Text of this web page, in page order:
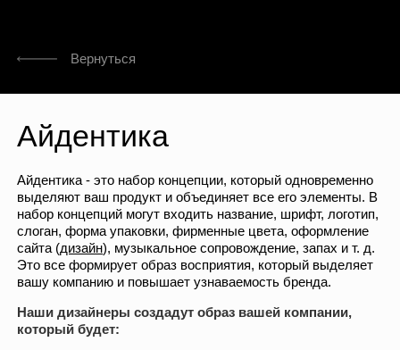
Вернуться
Айдентика
Айдентика - это набор концепции, который одновременно
выделяют ваш продукт и объединяет все его элементы. В
набор концепций могут входить название, шрифт, логотип,
слоган, форма упаковки, фирменные цвета, оформление
сайта (дизайн), музыкальное сопровождение, запах и т. д.
Это все формирует образ восприятия, который выделяет
вашу компанию и повышает узнаваемость бренда.
Наши дизайнеры создадут образ вашей компании,
который будет: